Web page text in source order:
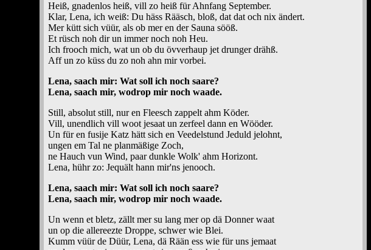
Heiß, gnadenlos heiß, vill zo heiß für Ahnfang September.
Klar, Lena, ich weiß: Du häss Rääsch, bloß, dat dat och nix ändert.
Mer kütt sich vüür, als ob mer en der Sauna sööß.
Et rüsch noh dir un immer noch noh Heu.
Ich frooch mich, wat un ob du övverhaup jet drunger drähß.
Aff un zo küss du zo noh ahn mir vorbei.
Lena, saach mir: Wat soll ich noch saare?
Lena, saach mir, wodrop mir noch waade.
Still, absolut still, nur en Fleesch zappelt ahm Köder.
Vill, unendlich vill woot jesaat un zerfeel dann en Wööder.
Un für en fusije Katz hätt sich en Veedelstund Jeduld jelohnt,
ungen em Tal ne planmäßige Zoch,
ne Hauch vun Wind, paar dunkle Wolk' ahm Horizont.
Lena, hühr zo: Jequält hann mir'ns jenooch.
Lena, saach mir: Wat soll ich noch saare?
Lena, saach mir, wodrop mir noch waade.
Un wenn et bletz, zällt mer su lang mer op dä Donner waat
un op die allereezte Droppe, schwer wie Blei.
Kumm vüür de Düür, Lena, dä Rään ess wie für uns jemaat